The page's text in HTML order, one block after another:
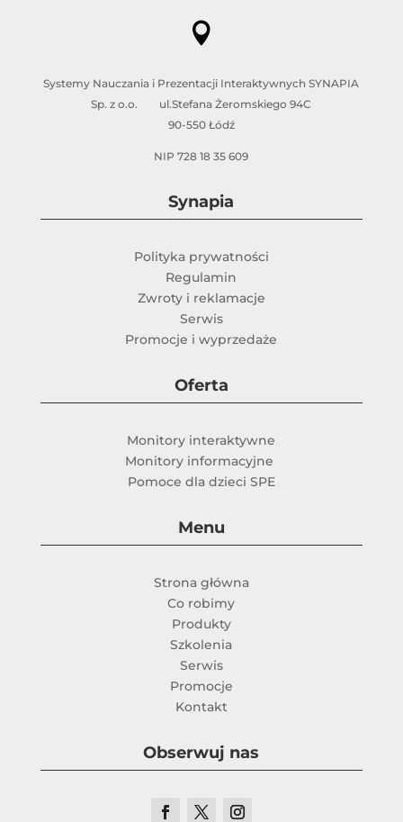

Systemy Nauczania i Prezentacji Interaktywnych SYNAPIA
Sp. z o.o. ul.Stefana Żeromskiego 94C
90-550 Łódź
NIP 728 18 35 609
Synapia
Polityka prywatności
Regulamin
Zwroty i reklamacje
Serwis
Promocje i wyprzedaże
Oferta
Monitory interaktywne
Monitory informacyjne
Pomoce dla dzieci SPE
Menu
Strona główna
Co robimy
Produkty
Szkolenia
Serwis
Promocje
Kontakt
Obserwuj nas